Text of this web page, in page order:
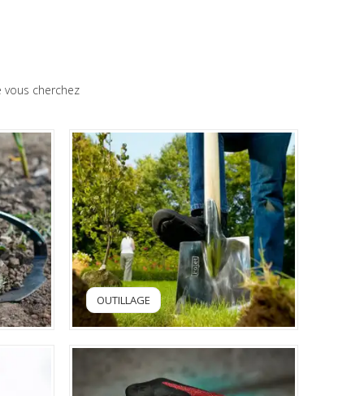
cherchez
OUTILLAGE